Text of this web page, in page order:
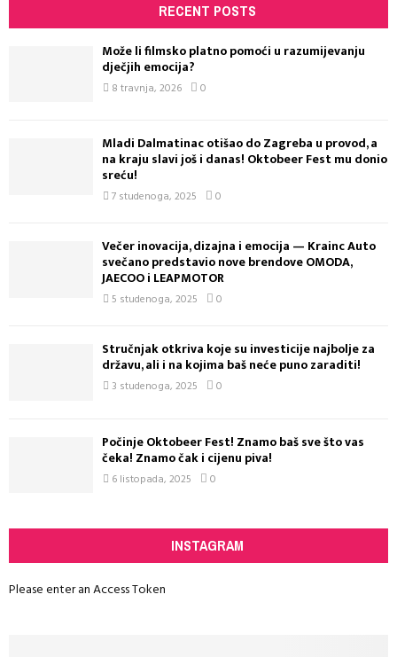
RECENT POSTS
Može li filmsko platno pomoći u razumijevanju
dječjih emocija?
8 travnja, 2026 0
Mladi Dalmatinac otišao do Zagreba u provod, a
na kraju slavi još i danas! Oktobeer Fest mu donio
sreću!
7 studenoga, 2025 0
Večer inovacija, dizajna i emocija — Krainc Auto
svečano predstavio nove brendove OMODA,
JAECOO i LEAPMOTOR
5 studenoga, 2025 0
Stručnjak otkriva koje su investicije najbolje za
državu, ali i na kojima baš neće puno zaraditi!
3 studenoga, 2025 0
Počinje Oktobeer Fest! Znamo baš sve što vas
čeka! Znamo čak i cijenu piva!
6 listopada, 2025 0
INSTAGRAM
Please enter an Access Token